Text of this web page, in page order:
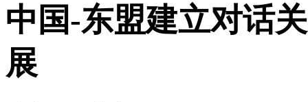
中国-东盟建立对话
展